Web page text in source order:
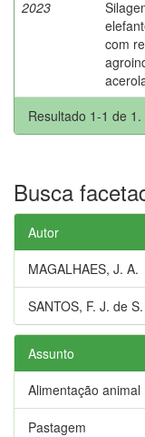
2023
com
Resultado 1-1 de 1.
Busca
Autor
MAGALHAES, J. A.
SANTOS, F. J. de S.
Assunto
Alimentação animal
Pastagem